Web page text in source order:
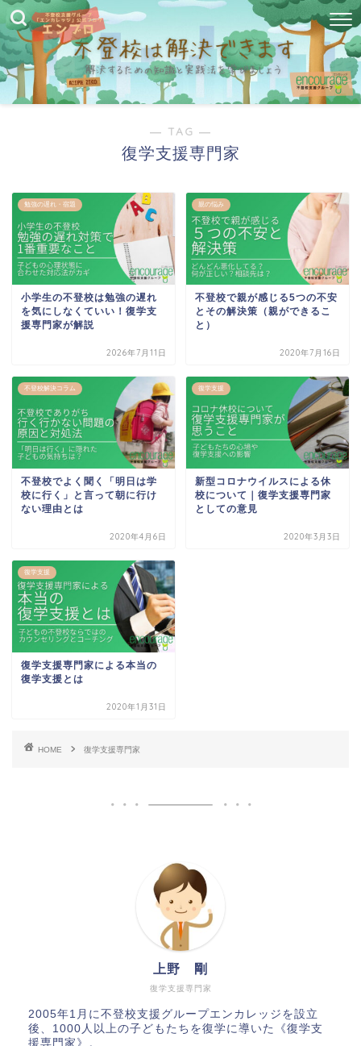
― TAG ―
復学支援専門家
勉強の遅れ・宿題
小学生の不登校は勉強の遅れ
を気にしなくていい！復学支
援専門家が解説
2026年7月11日
親の悩み
不登校で親が感じる5つの不安
とその解決策（親ができるこ
と）
2020年7月16日
不登校解決コラム
不登校でよく聞く「明日は学
校に行く」と言って朝に行け
ない理由とは
2020年4月6日
復学支援
新型コロナウイルスによる休
校について｜復学支援専門家
としての意見
2020年3月3日
復学支援
復学支援専門家による本当の
復学支援とは
2020年1月31日
HOME 復学支援専門家
復学支援専門家
上野 剛
2005年1月に不登校支援グループエンカレッジを設立
後、1000人以上の子どもたちを復学に導いた《復学支
援専門家》。